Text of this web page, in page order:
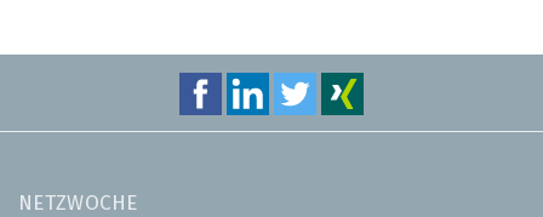
NETZWOCHE